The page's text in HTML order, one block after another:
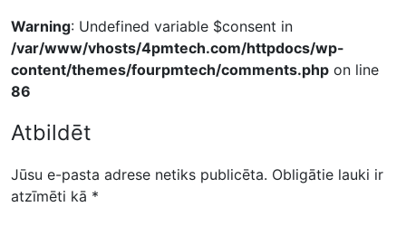
Warning: Undefined variable $consent in
/var/www/vhosts/4pmtech.com/httpdocs/wp-
content/themes/fourpmtech/comments.php on line
86
Atbildēt
Jūsu e-pasta adrese netiks publicēta. Obligātie lauki ir
atzīmēti kā *